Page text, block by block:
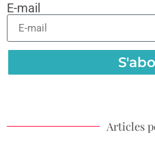
E-mail
Articles